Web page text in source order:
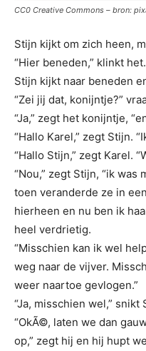
CC0 Creative Commons – bron:
Stijn kijkt om zich heen,
“Hier beneden,” klinkt het.
Stijn kijkt naar beneden
“Zei jij dat, konijntje?”
“Ja,” zegt het konijntje,
“Hallo Karel,” zegt Stijn.
“Hallo Stijn,” zegt Karel.
“Nou,” zegt Stijn, “ik was
toen veranderde ze in
hierheen en nu ben ik
heel verdrietig.
“Misschien kan ik wel
weg naar de vijver.
weer naartoe gevlogen.”
“Ja, misschien wel,” snikt
“OkÃ©, laten we dan
op,” zegt hij en hij hupt